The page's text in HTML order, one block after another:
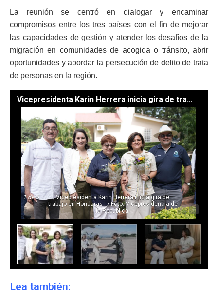
La reunión se centró en dialogar y encaminar
compromisos entre los tres países con el fin de mejorar
las capacidades de gestión y atender los desafíos de la
migración en comunidades de acogida o tránsito, abrir
oportunidades y abordar la persecución de delito de trata
de personas en la región.
Vicepresidenta Karin Herrera inicia gira de trabajo en Honduras . / Foto: Vicepresidencia de la República
1de 5
Vicepresidenta Karin Herrera inicia gira de
trabajo en Honduras . / Foto: Vicepresidencia de
la República.
- +
Lea también: